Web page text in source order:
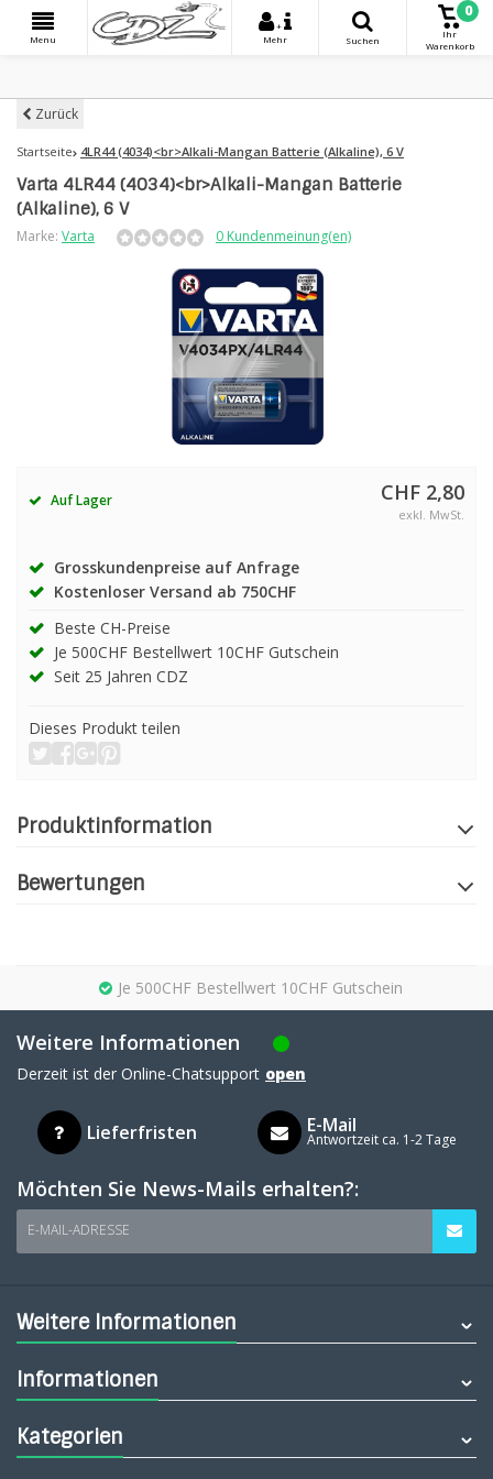
Menu
+
Mehr
Suchen
0
Ihr
Warenkorb
Zurück
Startseite 4LR44 (4034)<br>Alkali-Mangan Batterie (Alkaline), 6 V
Varta 4LR44 (4034)<br>Alkali-Mangan Batterie
(Alkaline), 6 V
Marke: Varta 0 Kundenmeinung(en)
Auf Lager CHF 2,80
exkl. MwSt.
Grosskundenpreise auf Anfrage
Kostenloser Versand ab 750CHF
Beste CH-Preise
Je 500CHF Bestellwert 10CHF Gutschein
Seit 25 Jahren CDZ
Dieses Produkt teilen
Produktinformation
Bewertungen
Je 500CHF Bestellwert 10CHF Gutschein
Weitere Informationen
Derzeit ist der Online-Chatsupport open
Lieferfristen E-Mail
Antwortzeit ca. 1-2 Tage
Möchten Sie News-Mails erhalten?:
E-MAIL-ADRESSE
Weitere Informationen
Informationen
Kategorien